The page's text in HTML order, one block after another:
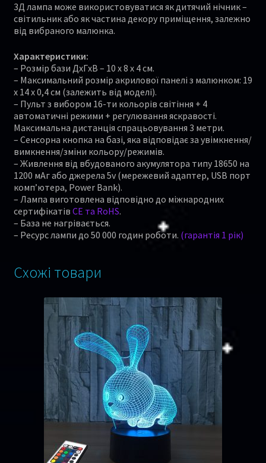
3Д лампа може використовуватися як дитячий нічник –
світильник або як частина декору приміщення, залежно
від вибраного малюнка.
Характеристики:
– Розмір бази ДхГхВ – 10 х 8 х 4 см.
– Максимальний розмір акрилової панелі з малюнком: 19
x 14 x 0,4 см (залежить від моделі).
– Пульт з вибором 16-ти кольорів світіння + 4
автоматичні режими + регулювання яскравості.
Максимальна дистанція спрацьовування 3 метри.
– Сенсорна кнопка на базі, яка відповідає за увімкнення/
вимкнення/зміни кольору/режимів.
– Живлення від вбудованого акумулятора типу 18650 на
1200 мАг або джерела 5v (мережевий адаптер, USB порт
комп’ютера, Power Bank).
– Лампа виготовлена відповідно до міжнародних
сертифікатів CE та RoHS.
– База не нагрівається.
– Ресурс лампи до 50 000 годин роботи. (гарантія 1 рік)
Схожі товари